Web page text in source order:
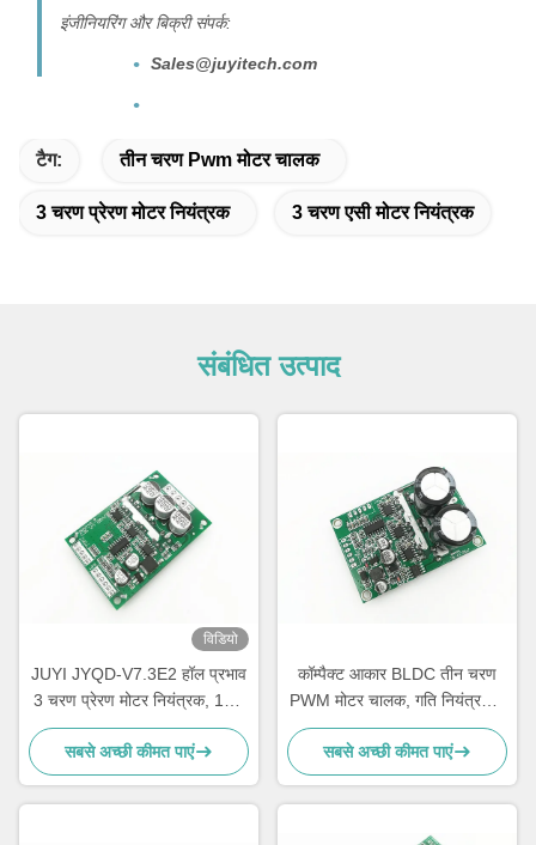
इंजीनियरिंग और बिक्री संपर्क:
Sales@juyitech.com
टैग: तीन चरण Pwm मोटर चालक
3 चरण प्रेरण मोटर नियंत्रक 3 चरण एसी मोटर नियंत्रक
संबंधित उत्पाद
विडियो
JUYI JYQD-V7.3E2 हॉल प्रभाव
3 चरण प्रेरण मोटर नियंत्रक, 15A
ब्रशलेस डीसी मोटर ड्राइवर बोर्ड
सबसे अच्छी कीमत पाएं
कॉम्पैक्ट आकार BLDC तीन चरण
PWM मोटर चालक, गति नियंत्रण 3
चरण Mosfet चालक
सबसे अच्छी कीमत पाएं